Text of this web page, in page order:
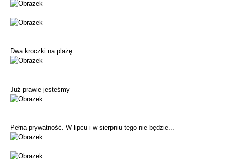
Dwa kroczki na plażę
Już prawie jesteśmy
Pełna prywatność. W lipcu i w sierpniu tego nie będzie...